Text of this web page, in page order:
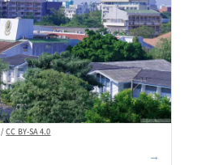
/CC BY-SA 4.0
→